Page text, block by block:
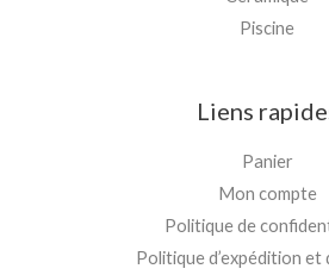
Piscine
Liens
Panier
Mon compte
Politique de
Politique d’expédition